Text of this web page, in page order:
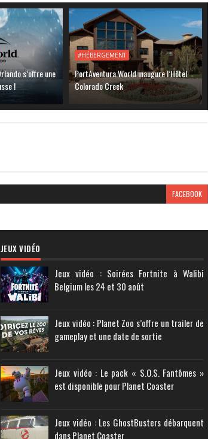
s’offre une
!
#HÉBERGEMENT
PortAventura World inaugure l’Hôtel
Colorado Creek
FACEBOOK
JEUX VIDÉO
Jeux vidéo : Soirées Fortnite à Walibi
Belgium les 24 et 30 août
Jeux vidéo : Planet Zoo s’offre un trailer de
gameplay et une date de sortie
Jeux vidéo : Le pack « S.O.S. Fantômes »
est disponible pour Planet Coaster
Jeux vidéo : Les GhostBusters débarquent
dans Planet Coaster